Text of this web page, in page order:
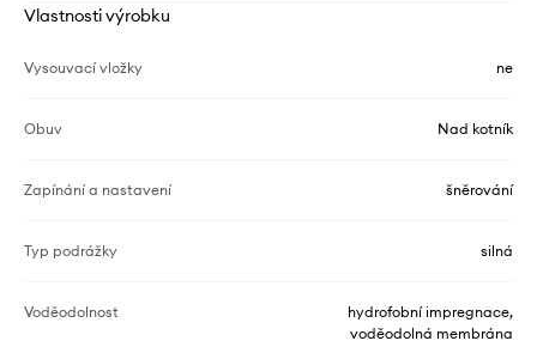
Vlastnosti výrobku
Vysouvací vložky ne
Obuv Nad kotník
Zapínání a nastavení šněrování
Typ podrážky silná
Voděodolnost
hydrofobní impregnace,
voděodolná membrána